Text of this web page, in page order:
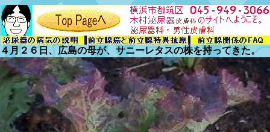
４月２６日、広島の母が、サニーレタスの株を持ってきた。